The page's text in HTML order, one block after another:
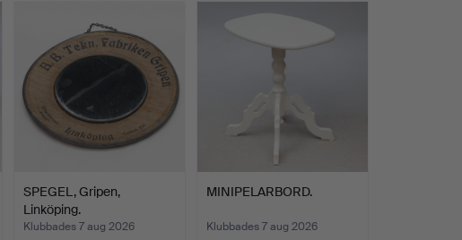
SPEGEL, Gripen,
Linköping.
Klubbades 7 aug 2026
MINIPELARBORD.
Klubbades 7 aug 2026